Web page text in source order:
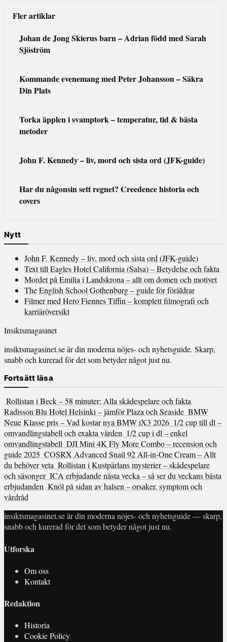
Fler artiklar
Johan de Jong Skierus barn – Adrian född med Sarah
Sjöström
Kommande evenemang med Peter Johansson – Säkra
Din Plats
Torka äpplen i svamptork – temperatur, tid & bästa
metoder
John F. Kennedy – liv, mord och sista ord (JFK-guide)
Har du någonsin sett regnet? Creedence historia och
covers
Nytt
John F. Kennedy – liv, mord och sista ord (JFK-guide)
Text till Eagles Hotel California (Salsa) – Betydelse och fakta
Mordet på Emilia i Landskrona – allt om domen och motivet
The English School Gothenburg – guide för föräldrar
Filmer med Hero Fiennes Tiffin – komplett filmografi och
karriäröversikt
Insiktsmagasinet
insiktsmagasinet.se är din moderna nöjes- och nyhetsguide. Skarp,
snabb och kurerad för det som betyder något just nu.
Fortsätt läsa
Rollistan i Beck – 58 minuter: Alla skådespelare och fakta
Radisson Blu Hotel Helsinki – jämför Plaza och Seaside BMW
Neue Klasse pris – Vad kostar nya BMW iX3 2026 1/2 cup till dl –
omvandlingstabell och exakta värden 1/2 cup i dl – enkel
omvandlingstabell DJI Mini 4K Fly More Combo – recension och
guide 2025 COSRX Advanced Snail 92 All-in-One Cream – Allt
du behöver veta Rollistan i Kustpärlans mysterier – skådespelare
och säsonger ICA erbjudande nästa vecka – så ser du veckans bästa
erbjudanden Knöl på sidan av halsen – orsaker, symptom och
vårdråd
insiktsmagasinet.se är din moderna nöjes- och nyhetsguide — skarp,
snabb och kurerad för det som betyder något just nu.
Utforska
Om oss
Kontakt
Redaktion
Historia
Cookie Policy